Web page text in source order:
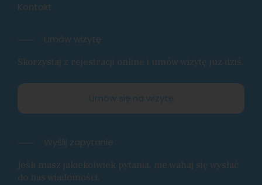
Kontakt
Umów wizytę
Skorzystaj z rejestracji online i umów wizytę już dziś.
Umów się na wizytę
Wyślij zapytanie
Jeśli masz jakiekolwiek pytania, nie wahaj się wysłać
do nas wiadomości.